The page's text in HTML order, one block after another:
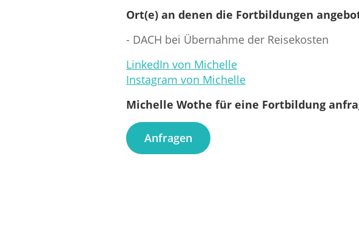
Ort(e) an denen die Fortbildungen
- DACH bei Übernahme der Reisekosten
LinkedIn von Michelle
Instagram von Michelle
Michelle Wothe für eine Fortbildung
Anfragen